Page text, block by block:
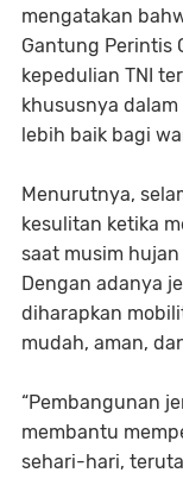
mengatakan
Gantung Perintis
kepedulian TNI
khususnya
lebih baik bagi
Menurutnya,
kesulitan ketika
saat musim
Dengan adanya
diharapkan
mudah, aman,
“Pembangunan
membantu
sehari-hari,